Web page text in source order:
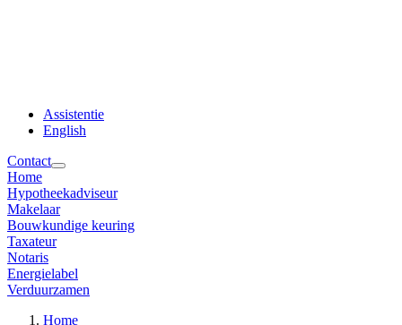
Assistentie
English
Contact
Home
Hypotheekadviseur
Makelaar
Bouwkundige keuring
Taxateur
Notaris
Energielabel
Verduurzamen
Home